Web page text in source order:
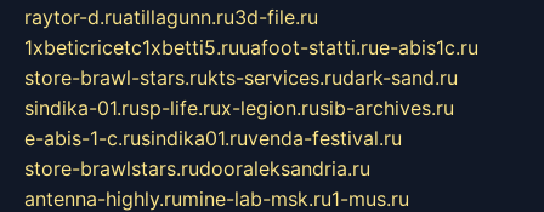
raytor-d.ruatillagunn.ru3d-file.ru
1xbeticricetc1xbetti5.ruuafoot-statti.rue-abis1c.ru
store-brawl-stars.rukts-services.rudark-sand.ru
sindika-01.rusp-life.rux-legion.rusib-archives.ru
e-abis-1-c.rusindika01.ruvenda-festival.ru
store-brawlstars.rudooraleksandria.ru
antenna-highly.rumine-lab-msk.ru1-mus.ru